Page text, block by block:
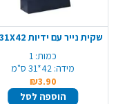
כמות: 1
מידה: 42*31 ס"מ
₪3.90
הוספה לסל